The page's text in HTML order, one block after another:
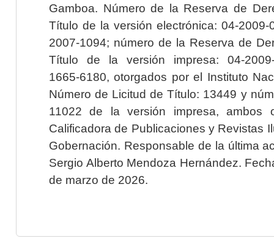
Gamboa. Número de la Reserva de
Título de la versión electrónica: 04-2009-
2007-1094; número de la Reserva de
Título de la versión impresa: 04-2009-
1665-6180, otorgados por el Instituto
Número de Licitud de Título: 13449 y
11022 de la versión impresa, ambos
Calificadora de Publicaciones y Revistas
Gobernación. Responsable de la última
Sergio Alberto Mendoza Hernández.
de marzo de 2026.